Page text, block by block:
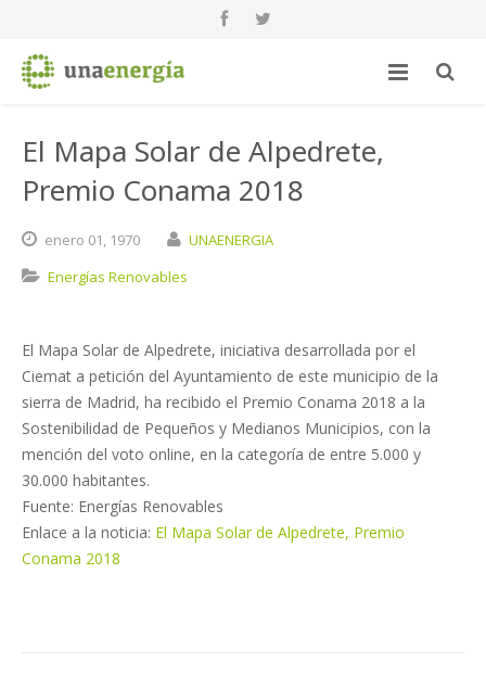
El Mapa Solar de Alpedrete,
Premio Conama 2018
enero 01, 1970
UNAENERGIA
Energías Renovables
El Mapa Solar de Alpedrete, iniciativa desarrollada por el
Ciemat a petición del Ayuntamiento de este municipio de la
sierra de Madrid, ha recibido el Premio Conama 2018 a la
Sostenibilidad de Pequeños y Medianos Municipios, con la
mención del voto online, en la categoría de entre 5.000 y
30.000 habitantes.
Fuente: Energías Renovables
Enlace a la noticia: El Mapa Solar de Alpedrete, Premio
Conama 2018